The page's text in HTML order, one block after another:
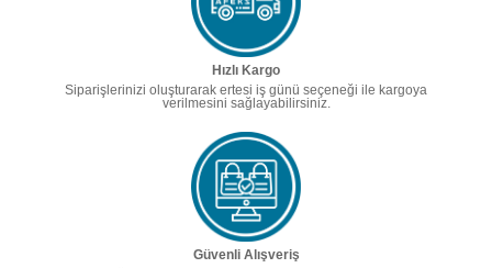
Hızlı Kargo
Siparişlerinizi oluşturarak ertesi iş günü seçeneği ile kargoya
verilmesini sağlayabilirsiniz.
Güvenli Alışveriş